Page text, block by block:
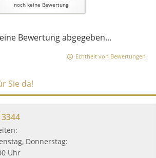
noch keine Bewertung
Bewertung abgegeben...
Echtheit von Bewertungen
Sie da!
Donnerstag:
Uhr